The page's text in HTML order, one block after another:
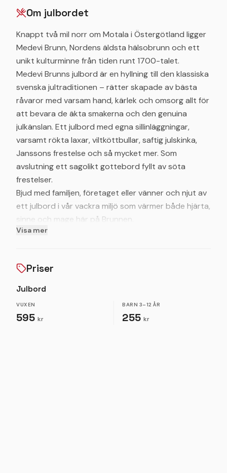
Om julbordet
Knappt två mil norr om Motala i Östergötland ligger
Medevi Brunn, Nordens äldsta hälsobrunn och ett
unikt kulturminne från tiden runt 1700-talet.
Medevi Brunns julbord är en hyllning till den klassiska
svenska jultraditionen – rätter skapade av bästa
råvaror med varsam hand, kärlek och omsorg allt för
att bevara de äkta smakerna och den genuina
julkänslan. Ett julbord med egna sillinläggningar,
varsamt rökta laxar, viltköttbullar, saftig julskinka,
Janssons frestelse och så mycket mer. Som
avslutning ett sagolikt gottebord fyllt av söta
frestelser.
Bjud med familjen, företaget eller vänner och njut av
ett julbord i vår vackra miljö som värmer både hjärta,
sinne och mage här på Brunnen.
Vår köksmästare Conny Gustafsson med personal
Visa mer
Priser
Julbord
VUXEN
595 kr
BARN 3–12 ÅR
255 kr